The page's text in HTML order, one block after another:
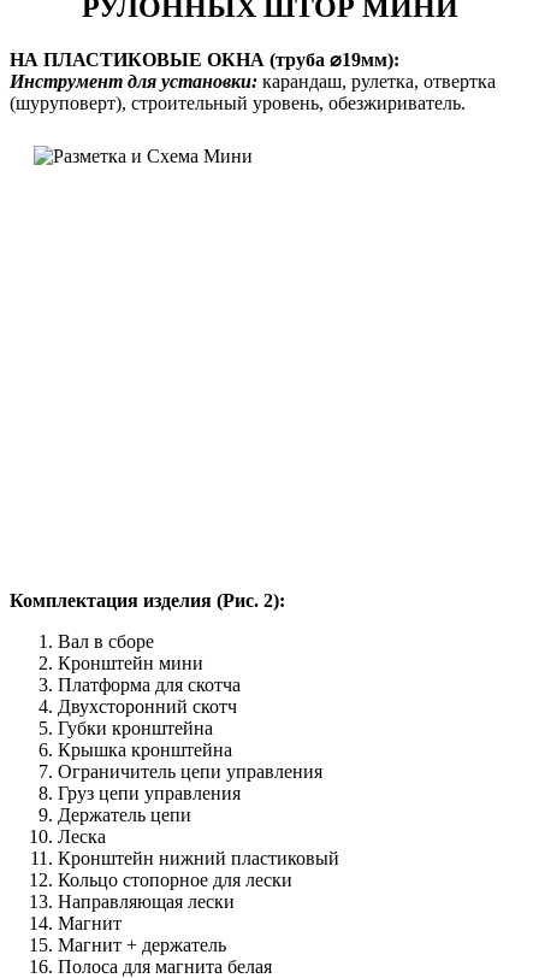
РУЛОННЫХ ШТОР МИНИ
НА ПЛАСТИКОВЫЕ ОКНА (труба ⌀19мм):
Инструмент для установки: карандаш, рулетка, отвертка
(шуруповерт), строительный уровень, обезжириватель.
Комплектация изделия (Рис. 2):
Вал в сборе
Кронштейн мини
Платформа для скотча
Двухсторонний скотч
Губки кронштейна
Крышка кронштейна
Ограничитель цепи управления
Груз цепи управления
Держатель цепи
Леска
Кронштейн нижний пластиковый
Кольцо стопорное для лески
Направляющая лески
Магнит
Магнит + держатель
Полоса для магнита белая